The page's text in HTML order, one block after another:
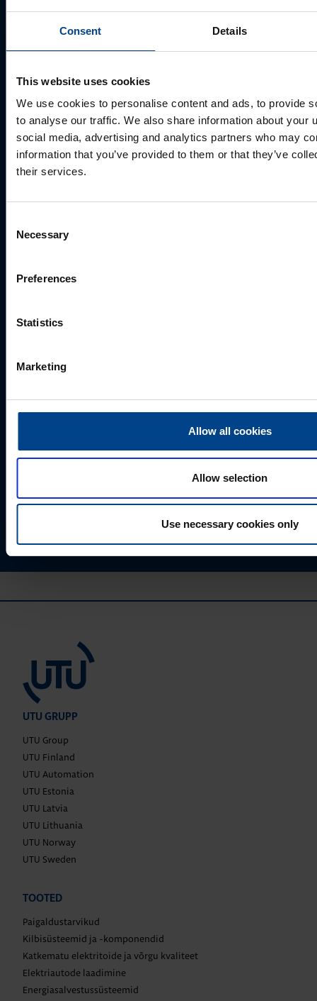
Consent Details
This website uses cookies
We use cookies to personalise content and ads, to provide
to analyse our traffic. We also share information about your
social media, advertising and analytics partners who may
information that you’ve provided to them or that they’ve
their services.
Selection
Necessary
Preferences
Statistics
Marketing
Allow all cookies
Allow selection
Use necessary cookies only
E-post *
Telefoni number
Kuidas saame Teid aidata?
Valides "Saada", annate UTU Grupile loa oma
isikuandmeid salvestada ja töödelda, et tellitud sisu
UTU GRUPP
UTU Group
UTU Finland
UTU Automation
UTU Estonia
UTU Latvia
UTU Lithuania
UTU Norway
UTU Sweden
TOOTED
Paigaldustarvikud
Kilbisüsteemid ja -komponendid
Katkematu elektritoide ja võrgu kvaliteet
Elektriautode laadimine
Energiasalvestussüsteemid